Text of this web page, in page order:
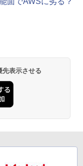
表示させる